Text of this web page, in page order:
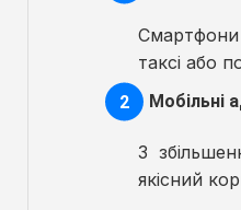
Смартфони
таксі або
Мобільні
З
якісний